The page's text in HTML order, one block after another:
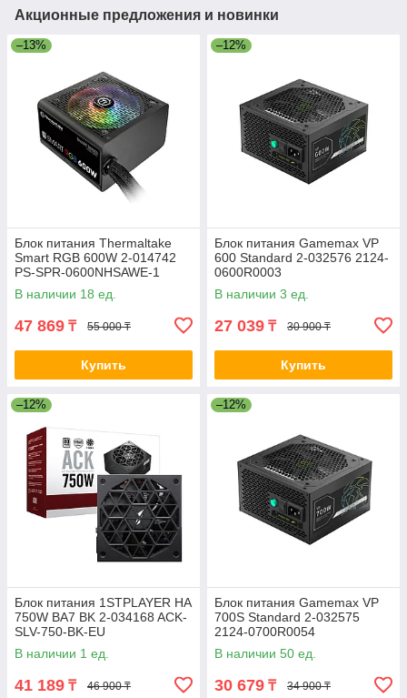
Акционные предложения и новинки
–13%
Блок питания Thermaltake
Smart RGB 600W 2-014742
PS-SPR-0600NHSAWE-1
В наличии 18 ед.
47 869 ₸ 55 000 ₸
Купить
–12%
Блок питания Gamemax VP
600 Standard 2-032576 2124-
0600R0003
В наличии 3 ед.
27 039 ₸ 30 900 ₸
Купить
–12%
Блок питания 1STPLAYER HA
750W BA7 BK 2-034168 ACK-
SLV-750-BK-EU
В наличии 1 ед.
41 189 ₸ 46 900 ₸
–12%
Блок питания Gamemax VP
700S Standard 2-032575
2124-0700R0054
В наличии 50 ед.
30 679 ₸ 34 900 ₸